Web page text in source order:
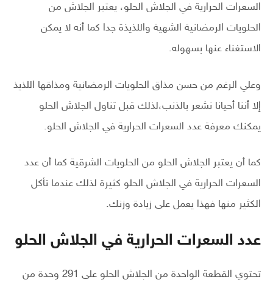
السعرات الحرارية في الجلاش الحلو، يعتبر الجلاش من
الحلويات الرمضانية الشهية واللذيذة جدا كما أنه لا يمكن
الاستغناء عنها بسهوله.
وعلي الرغم من حسن مذاق الحلويات الرمضانية ومذاقها اللذيذ
إلا أننا أحيانا نشعر بالذنب،لذلك قبل تناول الجلاش الحلو
يمكنك معرفة عدد السعرات الحرارية في الجلاش الحلو.
كما أن يعتبر الجلاش الحلو من الحلويات الشرقية كما أن عدد
السعرات الحرارية في الجلاش الحلو كثيرة لذلك عندما تأكل
الكثير منها فهذا يعمل على زيادة وزنك.
عدد السعرات الحرارية في الجلاش الحلو
تحتوي القطعة الواحدة من الجلاش الحلو على 291 وحدة من